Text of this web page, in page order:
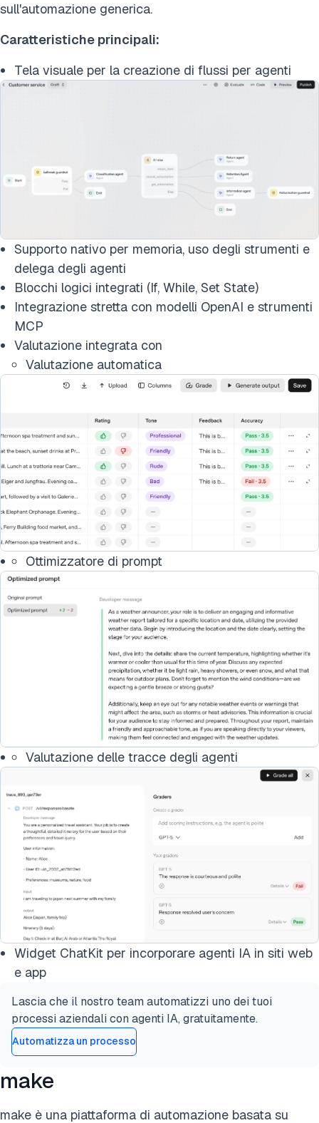
sull'automazione generica.
Caratteristiche principali:
Tela visuale per la creazione di flussi per agenti
Supporto nativo per memoria, uso degli strumenti e
delega degli agenti
Blocchi logici integrati (If, While, Set State)
Integrazione stretta con modelli OpenAI e strumenti
MCP
Valutazione integrata con
Valutazione automatica
Ottimizzatore di prompt
Valutazione delle tracce degli agenti
Widget ChatKit per incorporare agenti IA in siti web
e app
Lascia che il nostro team automatizzi uno dei tuoi
processi aziendali con agenti IA, gratuitamente.
Automatizza un processo
make
make è una piattaforma di automazione basata su